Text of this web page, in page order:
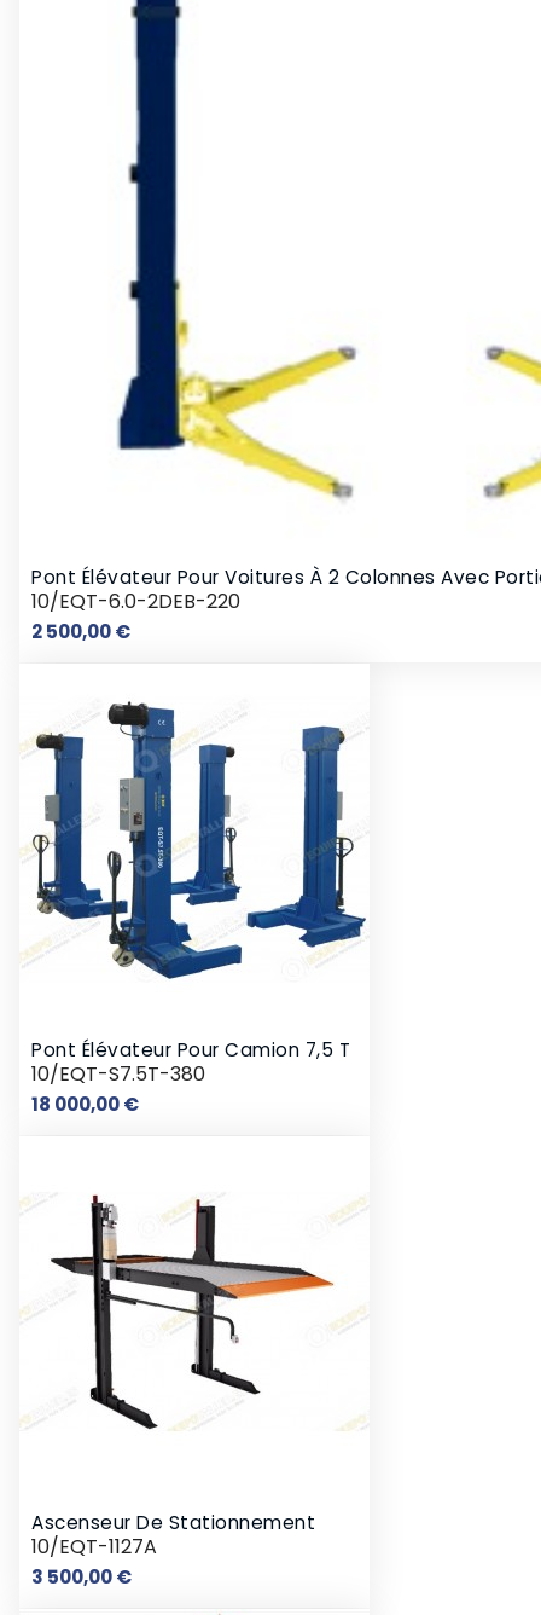
Pont Élévateur Pour Voitures À 2 Colonnes Avec
10/EQT-6.0-2DEB-220
2 500,00 €Prix
Pont Élévateur Pour Camion 7,5 T
10/EQT-S7.5T-380
18 000,00 €Prix
Ascenseur De Stationnement
10/EQT-1127A
3 500,00 €Prix